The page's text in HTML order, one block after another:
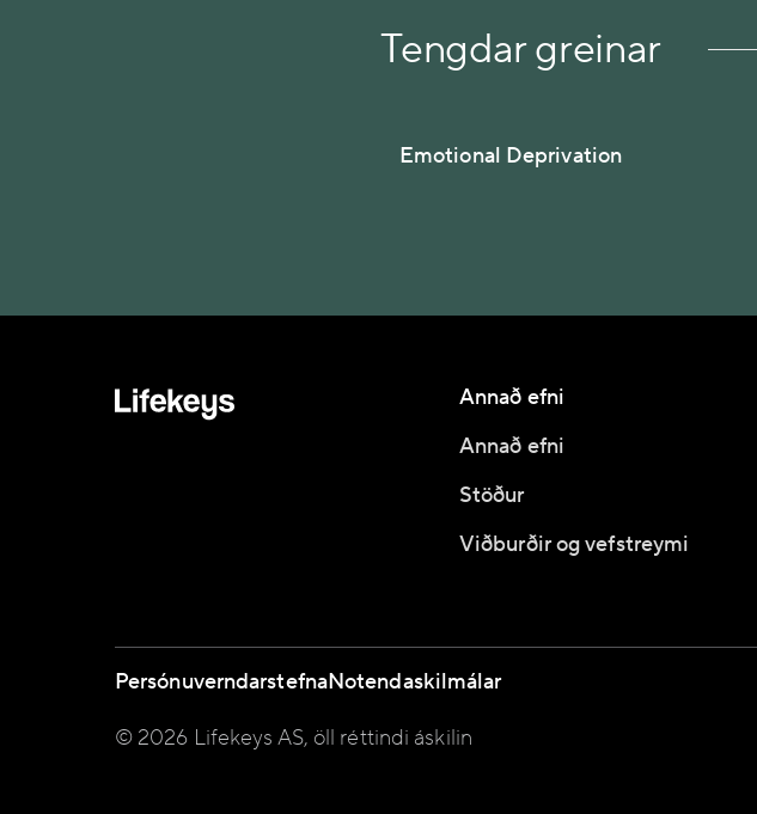
Tengdar greinar
Emotional Deprivation
Annað efni
Annað efni
Stöður
Viðburðir og vefstreymi
PersónuverndarstefnaNotendaskilmálar
© 2026 Lifekeys AS, öll réttindi áskilin